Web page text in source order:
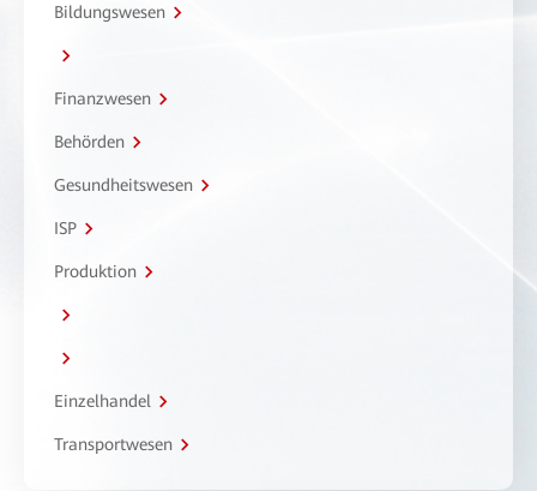
Bildungswesen
Finanzwesen
Behörden
Gesundheitswesen
ISP
Produktion
Einzelhandel
Transportwesen